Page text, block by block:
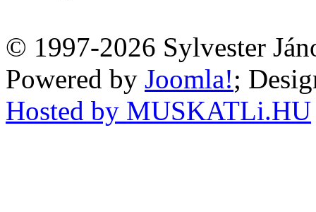
© 1997-2026 Sylvester
Powered by Joomla!;
Hosted by MUSKATLi.HU